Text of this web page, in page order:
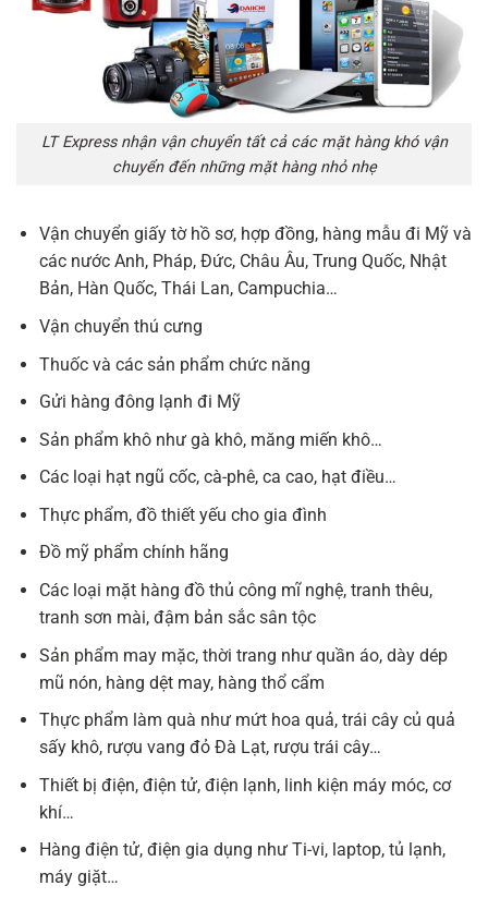
LT Express nhận vận chuyển tất cả các mặt hàng khó vận
chuyển đến những mặt hàng nhỏ nhẹ
Vận chuyển giấy tờ hồ sơ, hợp đồng, hàng mẫu đi Mỹ và
các nước Anh, Pháp, Đức, Châu Âu, Trung Quốc, Nhật
Bản, Hàn Quốc, Thái Lan, Campuchia…
Vận chuyển thú cưng
Thuốc và các sản phẩm chức năng
Gửi hàng đông lạnh đi Mỹ
Sản phẩm khô như gà khô, măng miến khô…
Các loại hạt ngũ cốc, cà-phê, ca cao, hạt điều…
Thực phẩm, đồ thiết yếu cho gia đình
Đồ mỹ phẩm chính hãng
Các loại mặt hàng đồ thủ công mĩ nghệ, tranh thêu,
tranh sơn mài, đậm bản sắc sân tộc
Sản phẩm may mặc, thời trang như quần áo, dày dép
mũ nón, hàng dệt may, hàng thổ cẩm
Thực phẩm làm quà như mứt hoa quả, trái cây củ quả
sấy khô, rượu vang đỏ Đà Lạt, rượu trái cây…
Thiết bị điện, điện tử, điện lạnh, linh kiện máy móc, cơ
khí…
Hàng điện tử, điện gia dụng như Ti-vi, laptop, tủ lạnh,
máy giặt…